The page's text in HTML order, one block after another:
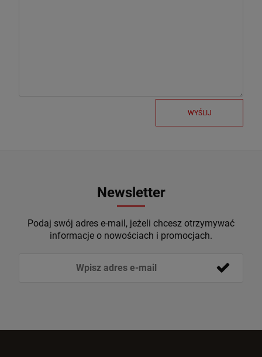
WYŚLIJ
Newsletter
Podaj swój adres e-mail, jeżeli chcesz otrzymywać
informacje o nowościach i promocjach.